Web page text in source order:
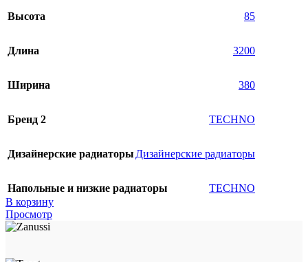
Высота 85
Длина 3200
Ширина 380
Бренд 2 TECHNO
Дизайнерские радиаторы Дизайнерские радиаторы
Напольные и низкие радиаторы
TECHNO
В корзину
Просмотр